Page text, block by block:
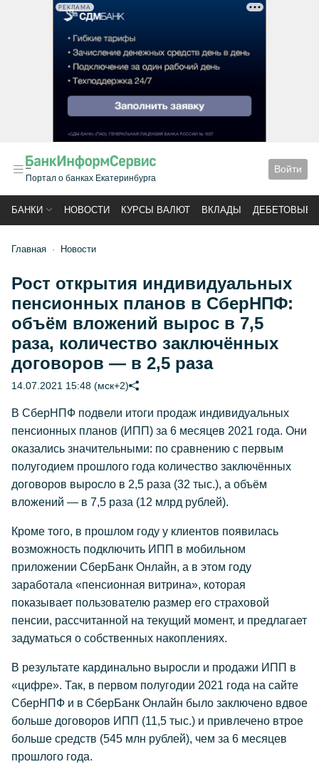
РЕКЛАМА
Портал о банках Екатеринбурга
Войти
БАНКИ НОВОСТИ КУРСЫ ВАЛЮТ ВКЛАДЫ ДЕБЕТОВЫЕ
Главная Новости
Рост открытия индивидуальных
пенсионных планов в СберНПФ:
объём вложений вырос в 7,5
раза, количество заключённых
договоров — в 2,5 раза
14.07.2021 15:48 (мск+2)
В СберНПФ подвели итоги продаж индивидуальных
пенсионных планов (ИПП) за 6 месяцев 2021 года. Они
оказались значительными: по сравнению с первым
полугодием прошлого года количество заключённых
договоров выросло в 2,5 раза (32 тыс.), а объём
вложений — в 7,5 раза (12 млрд рублей).
Кроме того, в прошлом году у клиентов появилась
возможность подключить ИПП в мобильном
приложении СберБанк Онлайн, а в этом году
заработала «пенсионная витрина», которая
показывает пользователю размер его страховой
пенсии, рассчитанной на текущий момент, и предлагает
задуматься о собственных накоплениях.
В результате кардинально выросли и продажи ИПП в
«цифре». Так, в первом полугодии 2021 года на сайте
СберНПФ и в СберБанк Онлайн было заключено вдвое
больше договоров ИПП (11,5 тыс.) и привлечено втрое
больше средств (545 млн рублей), чем за 6 месяцев
прошлого года.